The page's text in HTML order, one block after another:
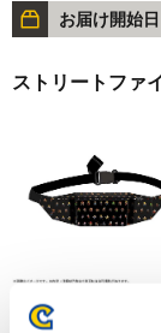
お届け開始日
ストリートファ